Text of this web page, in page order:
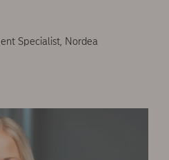
Specialist, Nordea